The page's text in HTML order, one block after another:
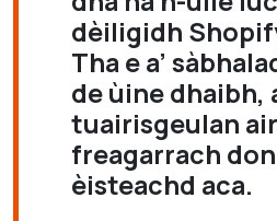
dèiligidh
Tha e a’
de ùine dhaibh,
tuairisgeulan
freagarrach
èisteachd aca.